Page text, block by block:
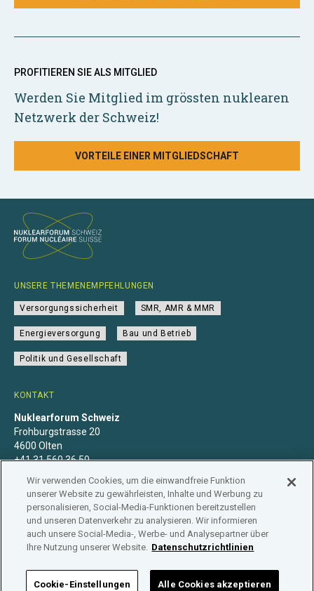
PROFITIEREN SIE ALS MITGLIED
Werden Sie Mitglied im grössten nuklearen
Netzwerk der Schweiz!
VORTEILE EINER MITGLIEDSCHAFT
KONTAKT
Nuklearforum Schweiz
Frohburgstrasse 20
4600 Olten
+41 31 560 36 50
UNSERE THEMENEMPFEHLUNGEN
Versorgungssicherheit SMR, AMR & MMR
Energieversorgung Bau und Betrieb
Politik und Gesellschaft
Datenschutzerklärung Impressum Mitgliedschaft
Branchenregister
Wir verwenden Cookies, um die einwandfreie Funktion
unserer Website zu gewährleisten, Inhalte und Werbung zu
personalisieren, Social-Media-Funktionen bereitzustellen
und unseren Datenverkehr zu analysieren. Wir informieren
auch unsere Social-Media-, Werbe- und Analysepartner über
Ihre Nutzung unserer Website. Datenschutzrichtlinien
Cookie-Einstellungen Alle Cookies akzeptieren